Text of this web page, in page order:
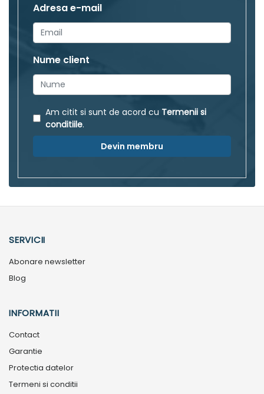
Adresa e-mail
Nume client
Am citit si sunt de acord cu Termenii si
conditiile.
Devin membru
SERVICII
Abonare newsletter
Blog
INFORMATII
Contact
Garantie
Protectia datelor
Termeni si conditii